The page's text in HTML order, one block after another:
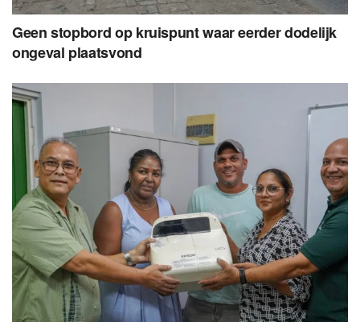
Geen stopbord op kruispunt waar eerder dodelijk
ongeval plaatsvond